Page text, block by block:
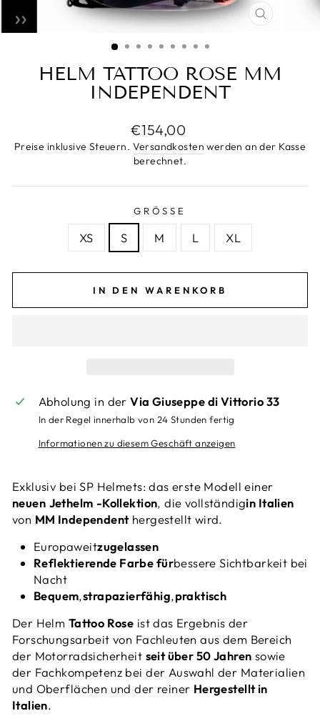
HELM TATTOO ROSE MM
INDEPENDENT
Regulärer
Preis
€154,00
Preise inklusive Steuern. Versandkosten werden an der Kasse
berechnet.
GRÖSSE
XS S M L XL
IN DEN WARENKORB
Abholung in derVia Giuseppe di Vittorio 33
In der Regel innerhalb von 24 Stunden fertig
Informationen zu diesem Geschäft anzeigen
Exklusiv bei SP Helmets: das erste Modell einer
neuen Jethelm -Kollektion, die vollständigin Italien
von MM Independenthergestellt wird.
Europaweitzugelassen
Reflektierende Farbe fürbessere Sichtbarkeit bei
Nacht
Bequem,strapazierfähig,praktisch
Der Helm Tattoo Rose ist das Ergebnis der
Forschungsarbeit von Fachleuten aus dem Bereich
der Motorradsicherheit seit über 50 Jahren sowie
der Fachkompetenz bei der Auswahl der Materialien
und Oberflächen und der reiner Hergestellt in
Italien.